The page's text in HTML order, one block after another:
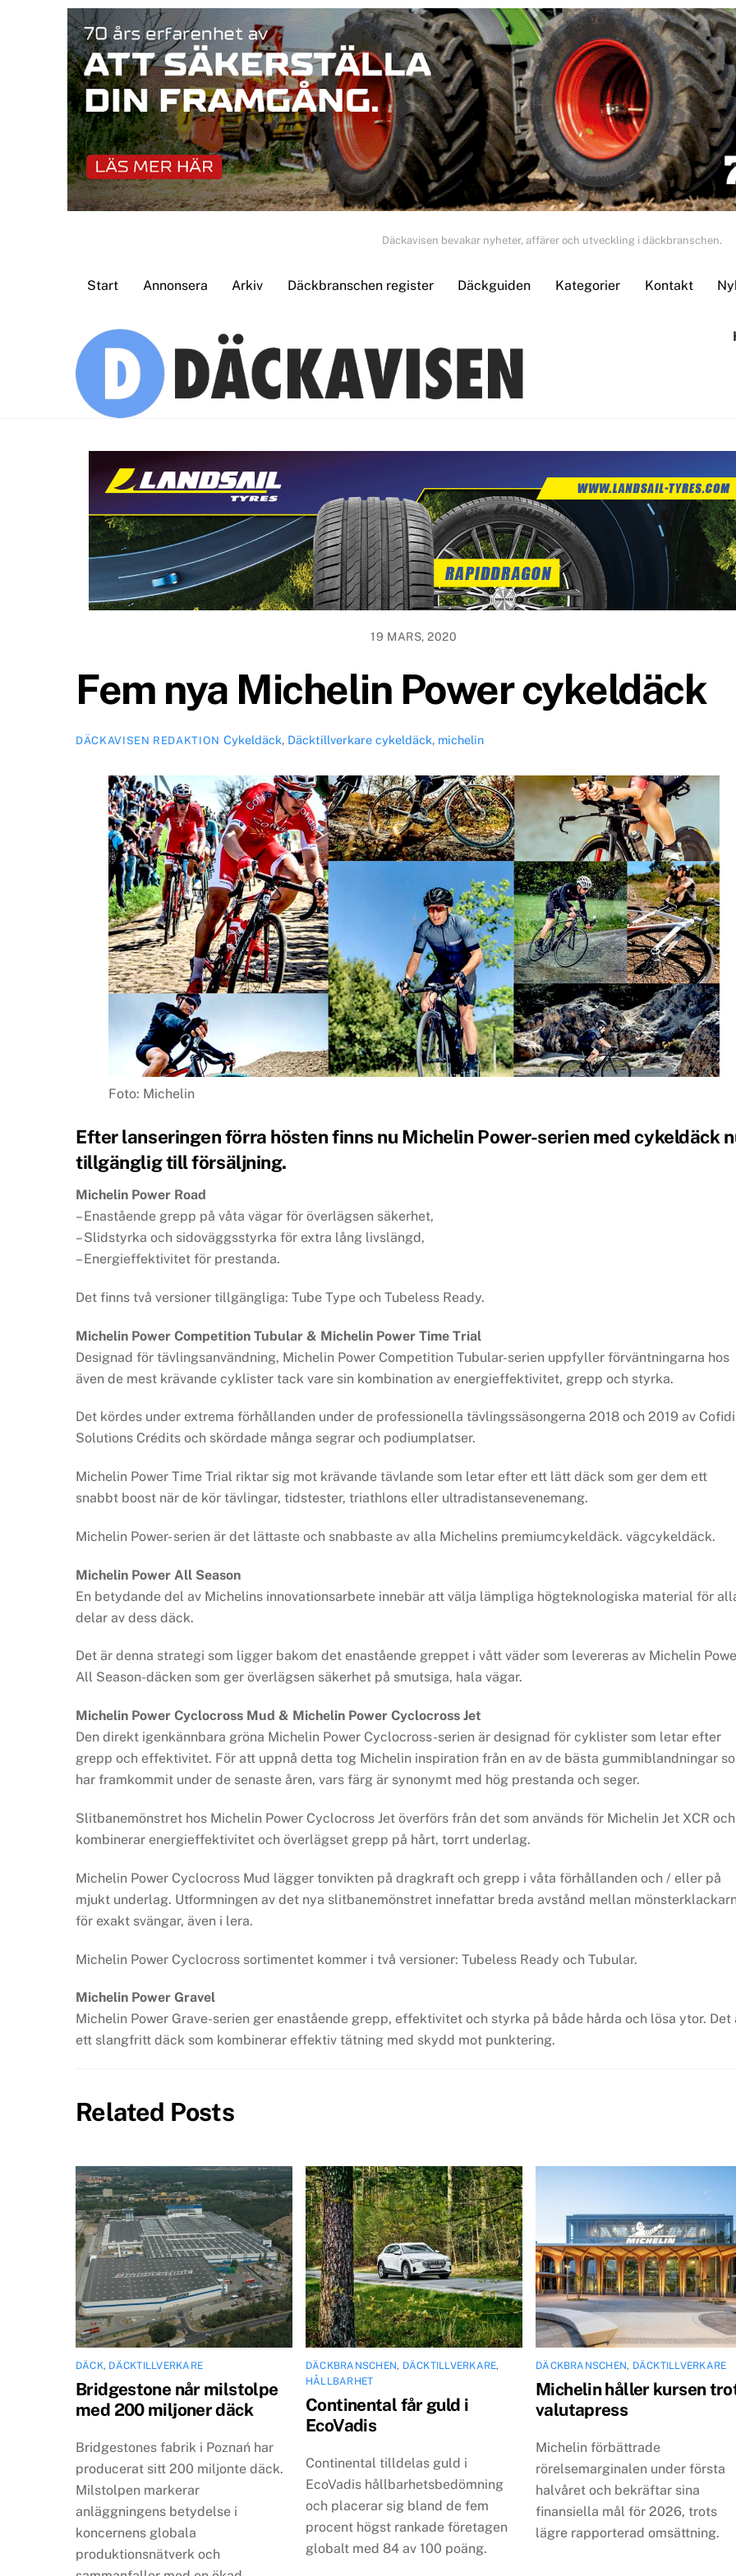
Däckavisen bevakar nyheter, affärer och utveckling i däckbranschen.
Start Annonsera Arkiv Däckbranschen register Däckguiden Kategorier Kontakt
19 MARS, 2020
Fem nya Michelin Power cykeldäck
DÄCKAVISEN REDAKTION Cykeldäck, Däcktillverkare cykeldäck, michelin
Foto: Michelin
Efter lanseringen förra hösten finns nu Michelin Power-serien med cykeldäck
tillgänglig till försäljning.
Michelin Power Road
– Enastående grepp på våta vägar för överlägsen säkerhet,
– Slidstyrka och sidoväggsstyrka för extra lång livslängd,
– Energieffektivitet för prestanda.
Det finns två versioner tillgängliga: Tube Type och Tubeless Ready.
Michelin Power Competition Tubular & Michelin Power Time Trial
Designad för tävlingsanvändning, Michelin Power Competition Tubular-serien uppfyller förväntningarna hos
även de mest krävande cyklister tack vare sin kombination av energieffektivitet, grepp och styrka.
Det kördes under extrema förhållanden under de professionella tävlingssäsongerna 2018 och 2019 av
Solutions Crédits och skördade många segrar och podiumplatser.
Michelin Power Time Trial riktar sig mot krävande tävlande som letar efter ett lätt däck som ger dem ett
snabbt boost när de kör tävlingar, tidstester, triathlons eller ultradistansevenemang.
Michelin Power- serien är det lättaste och snabbaste av alla Michelins premiumcykeldäck. vägcykeldäck.
Michelin Power All Season
En betydande del av Michelins innovationsarbete innebär att välja lämpliga högteknologiska material för
delar av dess däck.
Det är denna strategi som ligger bakom det enastående greppet i vått väder som levereras av Michelin
All Season-däcken som ger överlägsen säkerhet på smutsiga, hala vägar.
Michelin Power Cyclocross Mud & Michelin Power Cyclocross Jet
Den direkt igenkännbara gröna Michelin Power Cyclocross-serien är designad för cyklister som letar efter
grepp och effektivitet. För att uppnå detta tog Michelin inspiration från en av de bästa gummiblandningar
har framkommit under de senaste åren, vars färg är synonymt med hög prestanda och seger.
Slitbanemönstret hos Michelin Power Cyclocross Jet överförs från det som används för Michelin Jet XCR och
kombinerar energieffektivitet och överlägset grepp på hårt, torrt underlag.
Michelin Power Cyclocross Mud lägger tonvikten på dragkraft och grepp i våta förhållanden och / eller på
mjukt underlag. Utformningen av det nya slitbanemönstret innefattar breda avstånd mellan
för exakt svängar, även i lera.
Michelin Power Cyclocross sortimentet kommer i två versioner: Tubeless Ready och Tubular.
Michelin Power Gravel
Michelin Power Grave-serien ger enastående grepp, effektivitet och styrka på både hårda och lösa ytor. Det
ett slangfritt däck som kombinerar effektiv tätning med skydd mot punktering.
Related Posts
DÄCK, DÄCKTILLVERKARE
Bridgestone når milstolpe
med 200 miljoner däck
Bridgestones fabrik i Poznań har
producerat sitt 200 miljonte däck.
Milstolpen markerar
anläggningens betydelse i
koncernens globala
produktionsnätverk och
DÄCKBRANSCHEN, DÄCKTILLVERKARE,
HÅLLBARHET
Continental får guld i
EcoVadis
Continental tilldelas guld i
EcoVadis hållbarhetsbedömning
och placerar sig bland de fem
procent högst rankade företagen
globalt med 84 av 100 poäng.
DÄCKBRANSCHEN, DÄCKTILLVERKARE
Michelin håller kursen
valutapress
Michelin förbättrade
rörelsemarginalen under första
halvåret och bekräftar sina
finansiella mål för 2026, trots
lägre rapporterad omsättning.